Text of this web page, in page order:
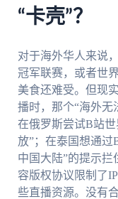
“卡壳”？
对于海外华人来说
冠军联赛，或者世
美食还难受。但现
播时，那个“海外无
在俄罗斯尝试B站
放”；在泰国想通过
中国大陆”的提示
容版权协议限制了
些直播资源。没有